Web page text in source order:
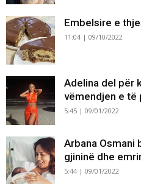
Embelsire e
11:04 | 09/10/2022
Adelina del për
vëmendjen e të
5:45 | 09/01/2022
Arbana Osmani
gjininë dhe
5:44 | 09/01/2022